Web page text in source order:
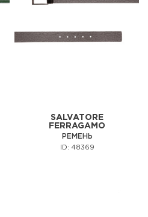
SALVATORE
FERRAGAMO
РЕМЕНЬ
ID: 48369